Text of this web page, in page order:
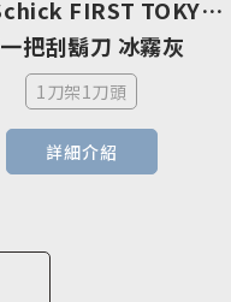
FIRST TOKYO
把刮鬍刀 冰霧灰
1刀架1刀頭
詳細介紹